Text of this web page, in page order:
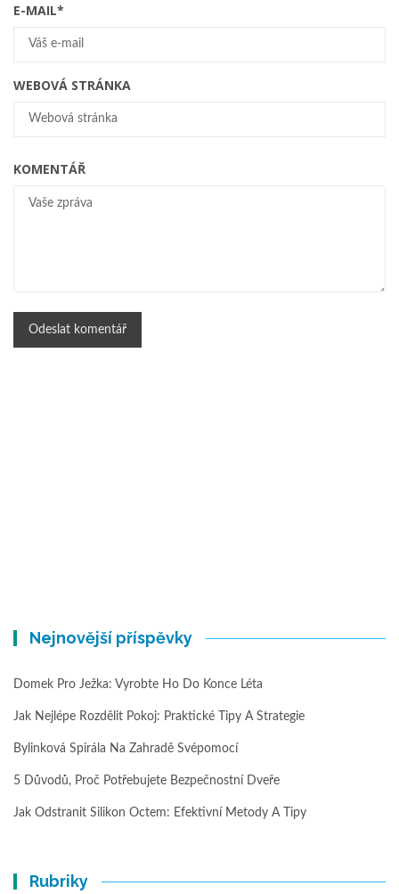
E-MAIL*
WEBOVÁ STRÁNKA
KOMENTÁŘ
Nejnovější příspěvky
Domek Pro Ježka: Vyrobte Ho Do Konce Léta
Jak Nejlépe Rozdělit Pokoj: Praktické Tipy A Strategie
Bylinková Spirála Na Zahradě Svépomocí
5 Důvodů, Proč Potřebujete Bezpečnostní Dveře
Jak Odstranit Silikon Octem: Efektivní Metody A Tipy
Rubriky